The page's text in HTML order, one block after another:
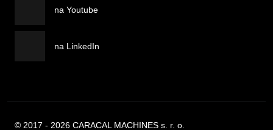
na Youtube
na LinkedIn
© 2017 - 2026 CARACAL MACHINES s. r. o.